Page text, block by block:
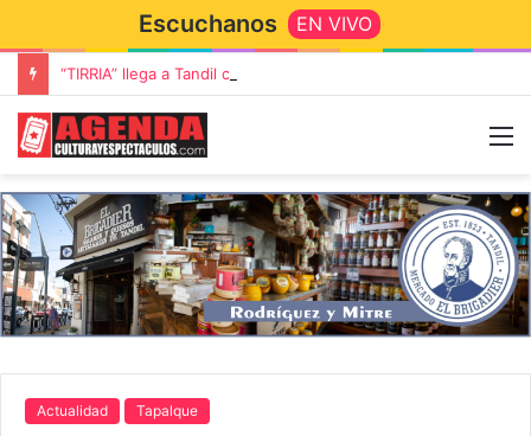
Escuchanos EN VIVO
Actualidad Tapalque